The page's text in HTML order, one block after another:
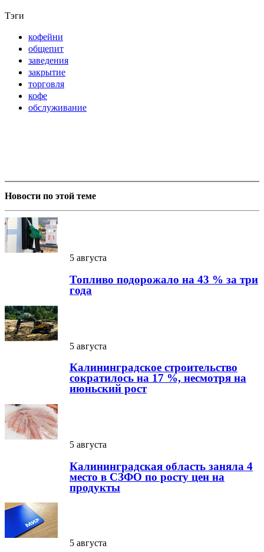
Тэги
кофейни
общепит
заведения
закрытие
торговля
кофе
обслуживание
Новости по этой теме
5 августа
Топливо подорожало на 43 % за три
года
5 августа
Калининградское строительство
сократилось на 17 %, несмотря на
июньский рост
5 августа
Калининградская область заняла 4
место в СЗФО по росту цен на
продукты
5 августа